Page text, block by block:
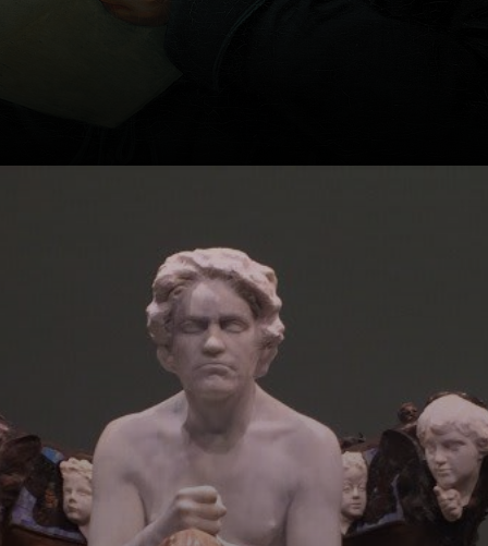
Sua autópsia
revelou a causa de
sua surdez, mas
também de suas
doenças
crônicas.